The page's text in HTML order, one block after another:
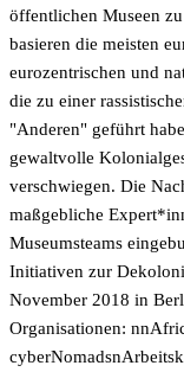
öffentlichen Museen
basieren die meisten
eurozentrischen und
die zu einer
"Anderen" geführt
gewaltvolle
verschwiegen. Die
maßgebliche
Museumsteams
Initiativen zur
November 2018 in
Organisationen: